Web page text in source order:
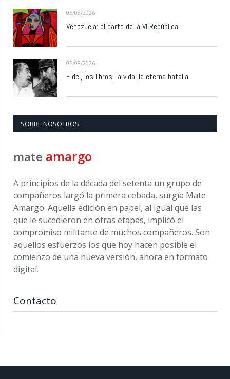
05/08/2026
Venezuela: el parto de la VI República
05/08/2026
Fidel, los libros, la vida, la eterna batalla
SOBRE NOSOTROS
mate amargo
A principios de la década del setenta un grupo de
compañeros largó la primera cebada, surgía Mate
Amargo. Aquella edición en papel, al igual que las
que le sucedieron en otras etapas, implicó el
compromiso militante de muchos compañeros. Son
aquellos esfuerzos los que hoy hacen posible el
comienzo de una nueva versión, ahora en formato
digital.
Contacto